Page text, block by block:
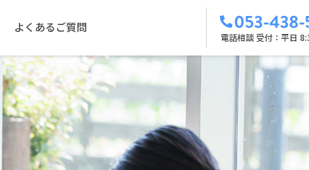
よくあるご質問
電話相談 受付 ： 平日